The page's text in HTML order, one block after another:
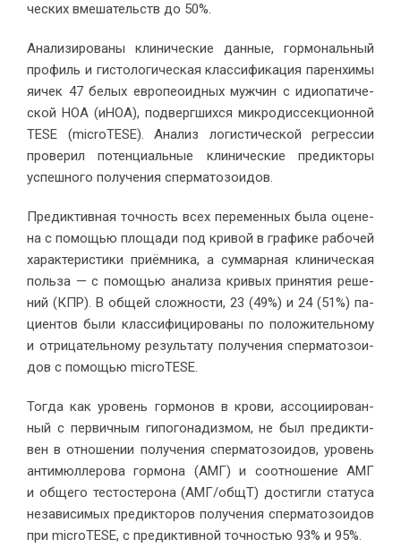
че­ских вме­ша­тельств до 50%.
Ана­ли­зи­ро­ва­ны кли­ни­че­ские дан­ные, гор­мо­наль­ный
про­филь и ги­сто­ло­ги­че­ская клас­си­фи­ка­ция па­рен­хи­мы
яи­чек 47 бе­лых ев­ро­пео­ид­ных муж­чин с идио­па­ти­че­
ской НОА (иНОА), под­верг­ших­ся мик­ро­дис­сек­ци­он­ной
TESE (microTESE). Ана­лиз ло­ги­сти­че­ской ре­грес­сии
про­ве­рил по­тен­ци­аль­ные кли­ни­че­ские пре­дик­то­ры
успеш­но­го по­лу­че­ния спер­ма­то­зо­и­дов.
Пре­дик­тив­ная точ­ность всех пе­ре­мен­ных бы­ла оце­не­
на с по­мо­щью пло­ща­ди под кри­вой в гра­фи­ке ра­бо­чей
ха­рак­те­ри­сти­ки при­ём­ни­ка, а сум­мар­ная кли­ни­че­ская
поль­за — с по­мо­щью ана­ли­за кри­вых при­ня­тия ре­ше­
ний (КПР). В об­щей слож­но­сти, 23 (49%) и 24 (51%) па­
ци­ен­тов бы­ли клас­си­фи­ци­ро­ва­ны по по­ло­жи­тель­но­му
и от­ри­ца­тель­но­му ре­зуль­та­ту по­лу­че­ния спер­ма­то­зо­и­
дов с по­мо­щью microTESE.
То­гда как уро­вень гор­мо­нов в кро­ви, ас­со­ци­и­ро­ван­
ный с пер­вич­ным ги­по­го­на­диз­мом, не был пре­дик­ти­
вен в от­но­ше­нии по­лу­че­ния спер­ма­то­зо­и­дов, уро­вень
ан­ти­мюл­ле­ро­ва гор­мо­на (АМГ) и со­от­но­ше­ние АМГ
и об­ще­го те­сто­сте­ро­на (АМГ/общТ) до­стиг­ли ста­ту­са
неза­ви­си­мых пре­дик­то­ров по­лу­че­ния спер­ма­то­зо­и­дов
при microTESE, с пре­дик­тив­ной точ­но­стью 93% и 95%.